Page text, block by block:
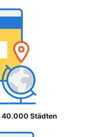
40.000 Städten